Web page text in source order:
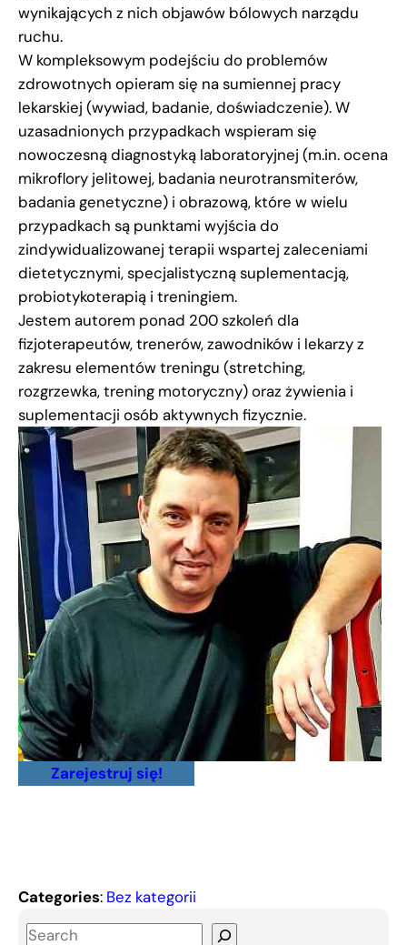
wynikających z nich objawów bólowych narządu
ruchu.
W kompleksowym podejściu do problemów
zdrowotnych opieram się na sumiennej pracy
lekarskiej (wywiad, badanie, doświadczenie). W
uzasadnionych przypadkach wspieram się
nowoczesną diagnostyką laboratoryjnej (m.in. ocena
mikroflory jelitowej, badania neurotransmiterów,
badania genetyczne) i obrazową, które w wielu
przypadkach są punktami wyjścia do
zindywidualizowanej terapii wspartej zaleceniami
dietetycznymi, specjalistyczną suplementacją,
probiotykoterapią i treningiem.
Jestem autorem ponad 200 szkoleń dla
fizjoterapeutów, trenerów, zawodników i lekarzy z
zakresu elementów treningu (stretching,
rozgrzewka, trening motoryczny) oraz żywienia i
suplementacji osób aktywnych fizycznie.
Zarejestruj się!
Categories: Bez kategorii
S